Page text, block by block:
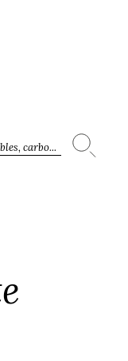
carbo...